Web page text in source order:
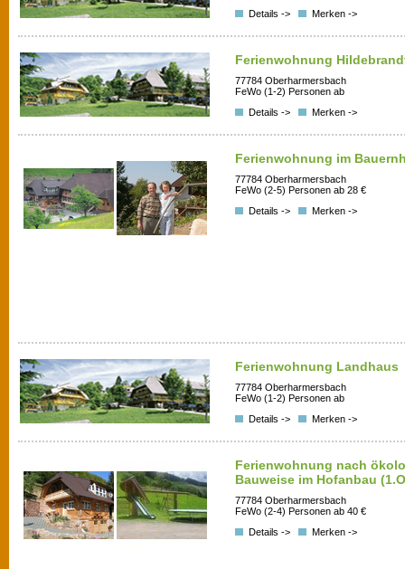
Details ->
Merken ->
Ferienwohnung
77784 Oberharmersbach
FeWo (1-2) Personen ab
Details ->
Merken ->
Ferienwohnung im
77784 Oberharmersbach
FeWo (2-5) Personen ab 28 €
Details ->
Merken ->
Ferienwohnung Landhaus
77784 Oberharmersbach
FeWo (1-2) Personen ab
Details ->
Merken ->
Ferienwohnung nach
Bauweise im Hofanbau
77784 Oberharmersbach
FeWo (2-4) Personen ab 40 €
Details ->
Merken ->